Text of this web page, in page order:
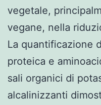
vegetale,
vegane, nella
La quantificazione
proteica e
sali organici di
alcalinizzanti